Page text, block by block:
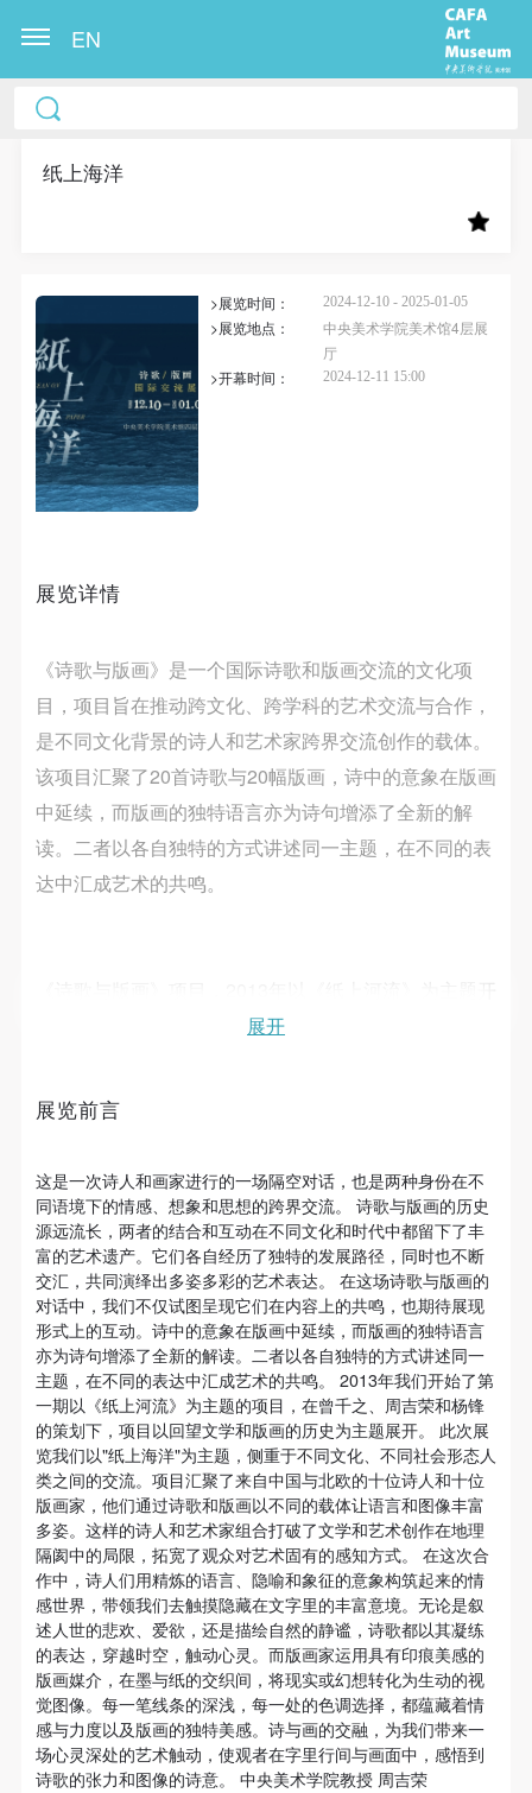
EN
纸上海洋
>展览时间： 2024-12-10 - 2025-01-05
>展览地点：
中央美术学院美术馆4层展
厅
>开幕时间：
2024-12-11 15:00
展览详情
《诗歌与版画》是一个国际诗歌和版画交流的文化项
目，项目旨在推动跨文化、跨学科的艺术交流与合作，
是不同文化背景的诗人和艺术家跨界交流创作的载体。
该项目汇聚了20首诗歌与20幅版画，诗中的意象在版画
中延续，而版画的独特语言亦为诗句增添了全新的解
读。二者以各自独特的方式讲述同一主题，在不同的表
达中汇成艺术的共鸣。
《诗歌与版画》项目，2013年以《纸上河流》为主题开
展了第一期，着眼于回顾历史，从印刷发明时插图作为
《纸上海洋》为主题定位，承续了《纸上河流》的体
作完成诗歌与版画相结合的艺术项目。并以聚焦于不同
文化和社会形态下的人文交流为合作目标。
《纸上海洋》国际合作项目参与的著名诗人有中国的西
川，欧阳江河，翟永明，王寅，沈浩波；挪威的约恩·福
瑟、塞西莉·勒韦伊、弗雷德里克·斯滕亨·哈根，瑞典的
马格努斯·威廉·奥尔松和冰岛共和国的格尔杜尔·克里斯
特尼。参与的著名版画家有中国的孔国桥，周吉荣，陈
琦，杨锋，刘春杰，文中言，孔亮、张炼，李康和挪威
的曾千之。他们通过诗歌和版画以不同的媒介让语言和
图像丰富多姿，打破了文学和艺术创作在地理隔阂中的
局限，拓宽了观众对艺术固有的感知方式。
展开
展览前言
这是一次诗人和画家进行的一场隔空对话，也是两种身份在不
同语境下的情感、想象和思想的跨界交流。 诗歌与版画的历史
源远流长，两者的结合和互动在不同文化和时代中都留下了丰
富的艺术遗产。它们各自经历了独特的发展路径，同时也不断
交汇，共同演绎出多姿多彩的艺术表达。 在这场诗歌与版画的
对话中，我们不仅试图呈现它们在内容上的共鸣，也期待展现
形式上的互动。诗中的意象在版画中延续，而版画的独特语言
亦为诗句增添了全新的解读。二者以各自独特的方式讲述同一
主题，在不同的表达中汇成艺术的共鸣。 2013年我们开始了第
一期以《纸上河流》为主题的项目，在曾千之、周吉荣和杨锋
的策划下，项目以回望文学和版画的历史为主题展开。 此次展
览我们以"纸上海洋"为主题，侧重于不同文化、不同社会形态人
类之间的交流。项目汇聚了来自中国与北欧的十位诗人和十位
版画家，他们通过诗歌和版画以不同的载体让语言和图像丰富
多姿。这样的诗人和艺术家组合打破了文学和艺术创作在地理
隔阂中的局限，拓宽了观众对艺术固有的感知方式。 在这次合
作中，诗人们用精炼的语言、隐喻和象征的意象构筑起来的情
感世界，带领我们去触摸隐藏在文字里的丰富意境。无论是叙
述人世的悲欢、爱欲，还是描绘自然的静谧，诗歌都以其凝练
的表达，穿越时空，触动心灵。而版画家运用具有印痕美感的
版画媒介，在墨与纸的交织间，将现实或幻想转化为生动的视
觉图像。每一笔线条的深浅，每一处的色调选择，都蕴藏着情
感与力度以及版画的独特美感。诗与画的交融，为我们带来一
场心灵深处的艺术触动，使观者在字里行间与画面中，感悟到
诗歌的张力和图像的诗意。 中央美术学院教授 周吉荣
快捷登录 帐号密码登录
手机号码
发送验证码
手机号码将作为您的登录账号
中央美术学院美术馆出版授权协议书
称“CAFAM”），愿意将本人参与中央美术学院美术馆
动）的涉及本人的图像、照片、文字、著作、活动成
作发表、出版。中央美术学院可以以电子、网络及其
它数字媒体形式公开出版，并同意编入《中国知识资
源总库》《中央美术学院资料库》《中央美术学院美
术馆资料库》等相关资料、文献、档案机构和平台，
在中央美术学院中使用和在互联网上传播，同意按相
关“章程”规定享受相关权益。
中央美术学院美术馆活动安全免责协议书
负的原则。但活动有风险，参加者应有必要的风险意
第二条
参加本次活动者必须遵守中华人民共和国的相关法
律、法规，必须遵循道德和社会公德规范，并应该具
备以人为本、团结友爱、互相帮助和助人为乐的良好
品质。
第三条
参加本次活动人员应该是成年人（具有完全民事行为
励参加者自行购买人身安全保险。活动中一旦出现事
事故的任何责任，但有互相援助的义务。参加活动的
身不承担任何法律责任和经济责任。参加本次活动者
的人身安全不负有民事及相关连带责任。
第五条
参加活动者在此次活动期间应主动遵守美术馆活动秩
序、维护美术馆场地及展示、展览、馆藏艺术作品及
衍生品的安全。活动中一旦因个人原因造成美术馆场
地、空间、艺术品、衍生品等受到不同程度的损失、
破坏。活动中任何非事故当事人及美术馆将不承担相
应的责任与损失，应由参与活动者根据相应的法律条
文、组织规定进行协商和赔偿。并追究相应的法律责
任和经济责任。
第六条
参与活动者在参与活动时应当在美术馆工作人员及活
动导师、教师指导下进行，并正确的使用活动中所涉
及到的绘画工具、创作材料及配套设备、设施，若参
与者因个人原因在使用相应绘画工具、创作材料及配
套设备、设施造成个人受伤、伤害他人及造成相应工
具、材料、设备或设施的故障或损坏。参与活动者应
当承当相应的全部责任，并主动赔偿相应的经济损
中央美术学院美术馆出版授权协议书
称“CAFAM”），愿意将本人参与中央美术学院美术馆
动）的涉及本人的图像、照片、文字、著作、活动成
作发表、出版。中央美术学院可以以电子、网络及其
它数字媒体形式公开出版，并同意编入《中国知识资
源总库》《中央美术学院资料库》《中央美术学院美
术馆资料库》等相关资料、文献、档案机构和平台，
在中央美术学院中使用和在互联网上传播，同意按相
关“章程”规定享受相关权益。
中央美术学院美术馆活动安全免责协议书
负的原则。但活动有风险，参加者应有必要的风险意
第二条
参加本次活动者必须遵守中华人民共和国的相关法
律、法规，必须遵循道德和社会公德规范，并应该具
备以人为本、团结友爱、互相帮助和助人为乐的良好
品质。
第三条
参加本次活动人员应该是成年人（具有完全民事行为
励参加者自行购买人身安全保险。活动中一旦出现事
事故的任何责任，但有互相援助的义务。参加活动的
身不承担任何法律责任和经济责任。参加本次活动者
的人身安全不负有民事及相关连带责任。
第五条
参加活动者在此次活动期间应主动遵守美术馆活动秩
序、维护美术馆场地及展示、展览、馆藏艺术作品及
衍生品的安全。活动中一旦因个人原因造成美术馆场
地、空间、艺术品、衍生品等受到不同程度的损失、
破坏。活动中任何非事故当事人及美术馆将不承担相
应的责任与损失，应由参与活动者根据相应的法律条
文、组织规定进行协商和赔偿。并追究相应的法律责
任和经济责任。
第六条
参与活动者在参与活动时应当在美术馆工作人员及活
动导师、教师指导下进行，并正确的使用活动中所涉
及到的绘画工具、创作材料及配套设备、设施，若参
与者因个人原因在使用相应绘画工具、创作材料及配
套设备、设施造成个人受伤、伤害他人及造成相应工
具、材料、设备或设施的故障或损坏。参与活动者应
当承当相应的全部责任，并主动赔偿相应的经济损
中央美术学院美术馆出版授权协议书
称“CAFAM”），愿意将本人参与中央美术学院美术馆
动）的涉及本人的图像、照片、文字、著作、活动成
作发表、出版。中央美术学院可以以电子、网络及其
它数字媒体形式公开出版，并同意编入《中国知识资
源总库》《中央美术学院资料库》《中央美术学院美
术馆资料库》等相关资料、文献、档案机构和平台，
在中央美术学院中使用和在互联网上传播，同意按相
关“章程”规定享受相关权益。
中央美术学院美术馆活动安全免责协议书
负的原则。但活动有风险，参加者应有必要的风险意
第二条
参加本次活动者必须遵守中华人民共和国的相关法
律、法规，必须遵循道德和社会公德规范，并应该具
备以人为本、团结友爱、互相帮助和助人为乐的良好
品质。
第三条
参加本次活动人员应该是成年人（具有完全民事行为
励参加者自行购买人身安全保险。活动中一旦出现事
事故的任何责任，但有互相援助的义务。参加活动的
身不承担任何法律责任和经济责任。参加本次活动者
的人身安全不负有民事及相关连带责任。
第五条
参加活动者在此次活动期间应主动遵守美术馆活动秩
序、维护美术馆场地及展示、展览、馆藏艺术作品及
衍生品的安全。活动中一旦因个人原因造成美术馆场
地、空间、艺术品、衍生品等受到不同程度的损失、
破坏。活动中任何非事故当事人及美术馆将不承担相
应的责任与损失，应由参与活动者根据相应的法律条
文、组织规定进行协商和赔偿。并追究相应的法律责
任和经济责任。
第六条
参与活动者在参与活动时应当在美术馆工作人员及活
动导师、教师指导下进行，并正确的使用活动中所涉
及到的绘画工具、创作材料及配套设备、设施，若参
与者因个人原因在使用相应绘画工具、创作材料及配
套设备、设施造成个人受伤、伤害他人及造成相应工
具、材料、设备或设施的故障或损坏。参与活动者应
当承当相应的全部责任，并主动赔偿相应的经济损